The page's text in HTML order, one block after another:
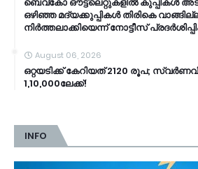
ഒഴിഞ്ഞ മദ്യക്കുപ്പികള്‍ തിരികെ
നിര്‍ത്തലാക്കിയെന്ന് നോട്ടീസ്
August 06, 2026
ഒറ്റയടിക്ക് കേറിയത് 2120 രൂപ;
1,10,000ലേക്ക്!
INFO